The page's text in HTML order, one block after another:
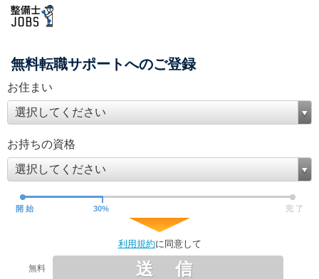
無料転職サポートへのご登録
お住まい
選択してください
お持ちの資格
選択してください
開 始 30% 完 了
利用規約に同意して
無料 送 信